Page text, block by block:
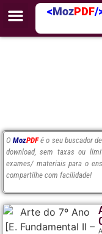
<MozPDF/
OMozPDF é o seu buscador
download, sem taxas ou
exames/ materiais para o
compartilhe com facilidade!